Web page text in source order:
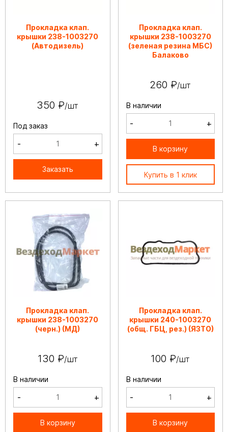
Прокладка клап.
крышки 238-1003270
(Автодизель)
350 ₽/шт
Под заказ
- +
Заказать
Прокладка клап.
крышки 238-1003270
(зеленая резина МБС)
Балаково
260 ₽/шт
В наличии
- +
В корзину
Купить в 1 клик
Прокладка клап.
крышки 238-1003270
(черн.) (МД)
130 ₽/шт
В наличии
- +
В корзину
Прокладка клап.
крышки 240-1003270
(общ. ГБЦ, рез.) (ЯЗТО)
100 ₽/шт
В наличии
- +
В корзину